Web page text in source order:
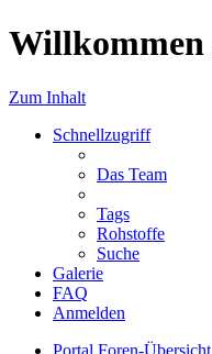
Willkommen
Zum Inhalt
Schnellzugriff
Das Team
Tags
Rohstoffe
Suche
Galerie
FAQ
Anmelden
Portal Foren-Übersicht